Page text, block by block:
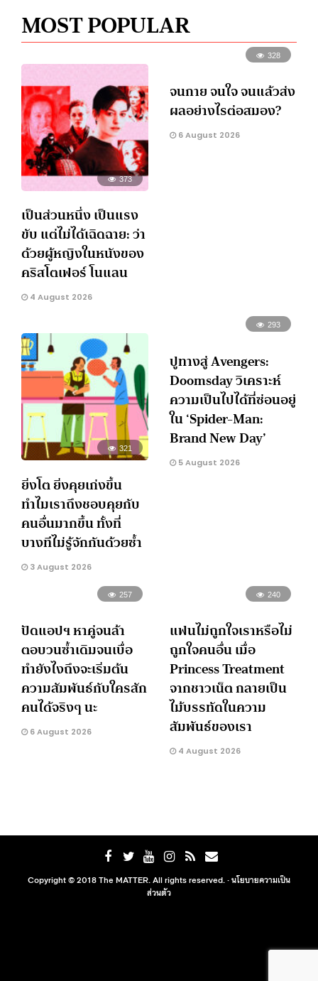
MOST POPULAR
373
เป็นส่วนหนึ่ง เป็นแรง
ขับ แต่ไม่ได้เฉิดฉาย: ว่า
ด้วยผู้หญิงในหนังของ
คริสโตเฟอร์ โนแลน
4 August 2026
328
จนกาย จนใจ จนแล้วส่ง
ผลอย่างไรต่อสมอง?
6 August 2026
321
ยิ่งโต ยิ่งคุยเก่งขึ้น
ทำไมเราถึงชอบคุยกับ
คนอื่นมากขึ้น ทั้งที่
บางทีไม่รู้จักกันด้วยซ้ำ
3 August 2026
293
ปูทางสู่ Avengers:
Doomsday วิเคราะห์
ความเป็นไปได้ที่ซ่อนอยู่
ใน ‘Spider-Man:
Brand New Day’
5 August 2026
257
ปัดแอปฯ หาคู่จนล้า
ตอบวนซ้ำเดิมจนเบื่อ
ทำยังไงถึงจะเริ่มต้น
ความสัมพันธ์กับใครสัก
คนได้จริงๆ นะ
6 August 2026
240
แฟนไม่ถูกใจเราหรือไม่
ถูกใจคนอื่น เมื่อ
Princess Treatment
จากชาวเน็ต กลายเป็น
ไม้บรรทัดในความ
สัมพันธ์ของเรา
4 August 2026
Copyright © 2018 The MATTER. All rights reserved. ·นโยบายความเป็น
ส่วนตัว